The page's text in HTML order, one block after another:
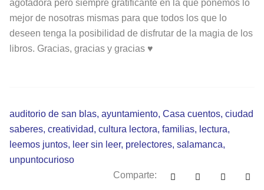
agotadora pero siempre gratificante en la que ponemos lo
mejor de nosotras mismas para que todos los que lo
deseen tenga la posibilidad de disfrutar de la magia de los
libros. Gracias, gracias y gracias ♥️
auditorio de san blas, ayuntamiento, Casa cuentos, ciudad
saberes, creatividad, cultura lectora, familias, lectura,
leemos juntos, leer sin leer, prelectores, salamanca,
unpuntocurioso
Comparte: